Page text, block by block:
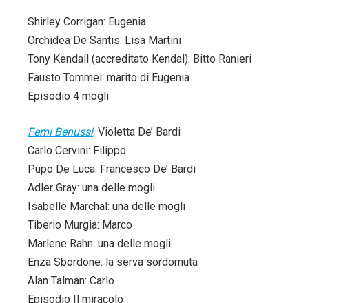
Shirley Corrigan: Eugenia
Orchidea De Santis: Lisa Martini
Tony Kendall (accreditato Kendal): Bitto Ranieri
Fausto Tommei: marito di Eugenia
Episodio 4 mogli
Femi Benussi: Violetta De’ Bardi
Carlo Cervini: Filippo
Pupo De Luca: Francesco De’ Bardi
Adler Gray: una delle mogli
Isabelle Marchal: una delle mogli
Tiberio Murgia: Marco
Marlene Rahn: una delle mogli
Enza Sbordone: la serva sordomuta
Alan Talman: Carlo
Episodio Il miracolo